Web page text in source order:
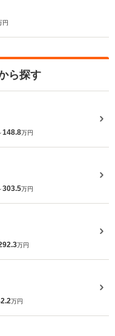
円
ら探す
148.8万円
303.5万円
万円
万円